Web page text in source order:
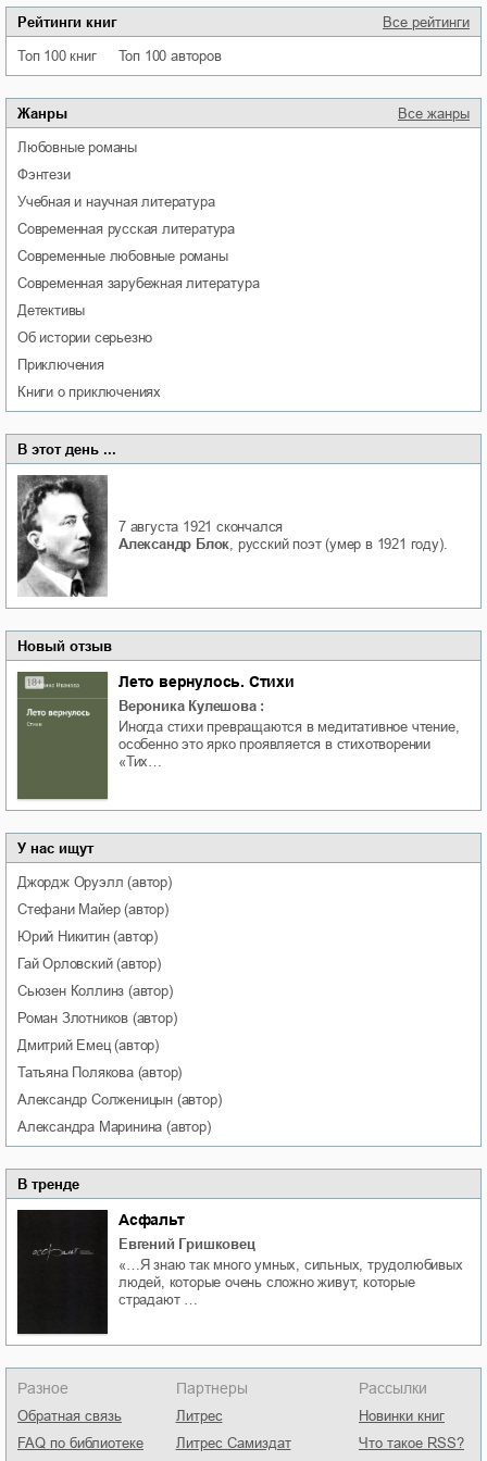
Рейтинги книг Все рейтинги
Топ 100 книг Топ 100 авторов
Жанры Все жанры
любовные романы
фэнтези
учебная и научная литература
современная русская литература
современные любовные романы
современная зарубежная литература
детективы
об истории серьезно
приключения
книги о приключениях
В этот день ...
7 августа 1921 скончался
Александр Блок , русский поэт (умер в 1921 году).
Новый отзыв
Лето вернулось. Стихи
Вероника Кулешова :
Иногда стихи превращаются в медитативное чтение,
особенно это ярко проявляется в стихотворении
«Тих…
У нас ищут
Джордж Оруэлл (автор)
Стефани Майер(автор)
Юрий Никитин(автор)
Гай Орловский(автор)
Сьюзен Коллинз (автор)
Роман Злотников (автор)
Дмитрий Емец(автор)
Татьяна Полякова(автор)
Александр Солженицын (автор)
Александра Маринина (автор)
В тренде
Асфальт
Евгений Гришковец
«…Я знаю так много умных, сильных, трудолюбивых
людей, которые очень сложно живут, которые
страдают …
Разное
Обратная связь
FAQ по библиотеке
Партнеры
Литрес
Литрес Самиздат
Рассылки
Новинки книг
Что такое RSS?